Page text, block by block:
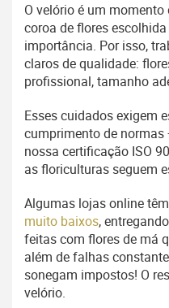
O velório é um momento
coroa de flores
importância. Por isso,
claros de qualidade:
profissional, tamanho
Esses cuidados exigem
cumprimento de
nossa certificação ISO
as floriculturas seguem
Algumas lojas online
muito baixos,
feitas com flores de má
além de falhas
sonegam impostos! O
velório.